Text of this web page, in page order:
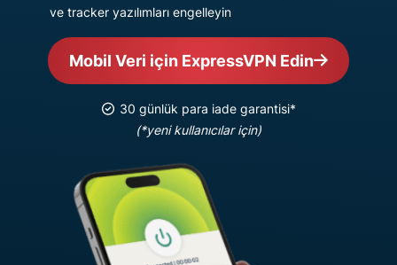
ve tracker yazılımları engelleyin
Mobil Veri için ExpressVPN Edin
30 günlük para iade garantisi*
(*yeni kullanıcılar için)